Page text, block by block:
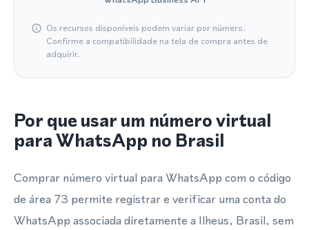
Os recursos disponíveis podem variar por número.
Confirme a compatibilidade na tela de compra antes de
adquirir.
Por que usar um número virtual
para WhatsApp no Brasil
Comprar número virtual para WhatsApp com o código
de área 73 permite registrar e verificar uma conta do
WhatsApp associada diretamente a Ilheus, Brasil, sem